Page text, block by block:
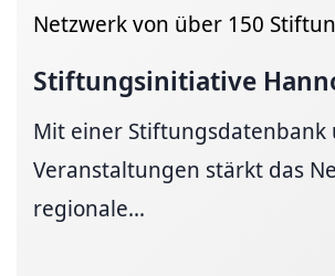
Netzwerk von über 150
Stiftungsinitiative
Mit einer Stiftungsdatenbank
Veranstaltungen stärkt das
regionale...